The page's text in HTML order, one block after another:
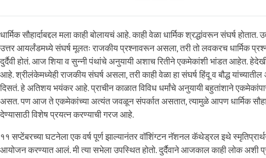
on
facebook
धार्मिक सौहार्दाबद्दल मला काही बोलायचं आहे. काही वेळा धार्मिक श्रद्धांवरून संघर्ष होतात.
उत्तर आयर्लंडमध्ये संघर्ष मूलतः राजकीय प्रश्नावरून असला, तरी तो लवकरच धार्मिक
दुर्दैवी होतं. आज शिया व सुन्नी पंथांचे अनुयायी अशाच रितीने एकमेकांशी भांडत आहेत.
आहे. श्रीलंकेमध्येही राजकीय संघर्ष असला, तरी काही वेळा हा संघर्ष हिंदू व बौद्ध
दिसतं. हे अतिशय भयंकर आहे. प्राचीन काळात विविध धर्मांचे अनुयायी बहुतांशाने
असत. पण आज ते एकमेकांच्या अत्यंत जवळून संपर्कात असतात, त्यामुळे आपण धार्मिक
देण्यासाठी विशेष प्रयत्न करण्याची गरज आहे.
११ सप्टेंबरच्या घटनेला एक वर्ष पूर्ण झाल्यानंतर वॉशिंग्टन नॅशनल कॅथेड्रल इथे
आयोजन करण्यात आलं. मी त्या सभेला उपस्थित होतो. दुर्दैवाने आजकाल काही लोक अशी